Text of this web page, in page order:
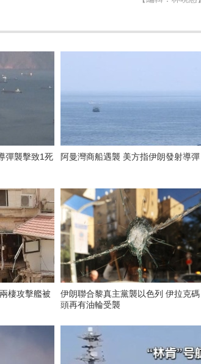
彈襲擊致1死
阿曼灣商船遇襲 美方指伊朗發射導彈
棲攻擊艦被
伊朗聯合黎真主黨襲以色列 伊拉克碼
頭再有油輪受襲